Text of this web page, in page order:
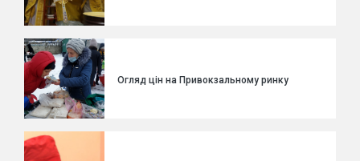
Огляд цін на Привокзальному ринку